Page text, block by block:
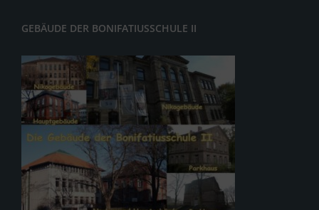
GEBÄUDE DER BONIFATIUSSCHULE II